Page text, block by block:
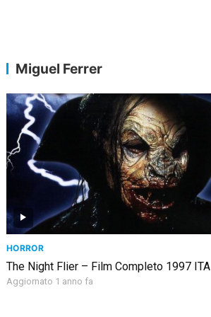
Miguel Ferrer
HORROR
The Night Flier – Film Completo 1997 ITA
Aggiornato 1 anno fa